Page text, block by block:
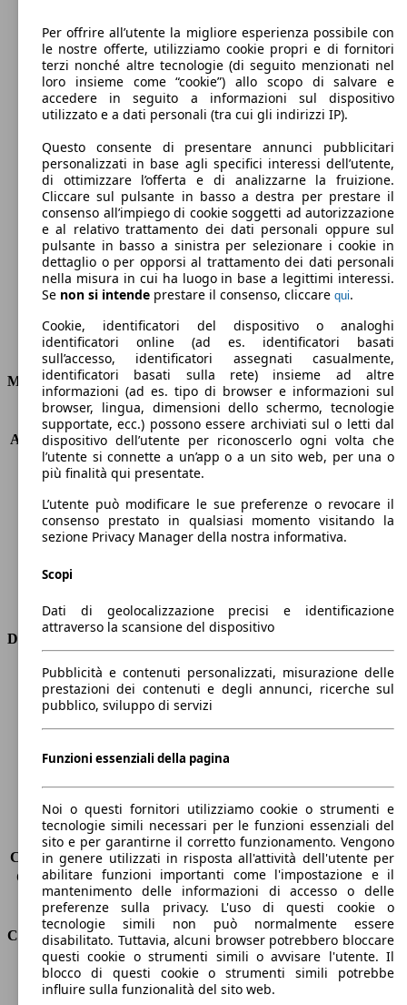
Diesel
Carburante
93 g/km
Emissioni di CO2 (combinato)*
Consumi
Motore e Prestazioni
KW (PS)
75 kW (102 PS)
Accelerazione (0-100 km/h)
10.6s
Velocità massima (km/h)
182 km/h
Numero di marce
5
Coppia
250 nm
Cilindrata
1499 ccm
Carburante
Diesel
Trasmissione
Dimensioni
Lunghezza
4160 mm
Altezza
1560 mm
Larghezza
Peso massimo
1700 kg
Sedili
5
Carico sul tetto
-
Capacità di traino (senza freni) -
Capacità di traino (con freni)
1260 kg
Volume del bagagliaio
350 - 1200 l
Consumi
Emissioni di CO2*
93 g/km (komb.)
Consumo (urbano)
4.0 l/100km
Per offrire all’utente la migliore esperienza possibile con
le nostre offerte, utilizziamo cookie propri e di fornitori
terzi nonché altre tecnologie (di seguito menzionati nel
loro insieme come “cookie”) allo scopo di salvare e
accedere in seguito a informazioni sul dispositivo
utilizzato e a dati personali (tra cui gli indirizzi IP).
Questo consente di presentare annunci pubblicitari
personalizzati in base agli specifici interessi dell’utente,
di ottimizzare l’offerta e di analizzarne la fruizione.
Cliccare sul pulsante in basso a destra per prestare il
consenso all’impiego di cookie soggetti ad autorizzazione
e al relativo trattamento dei dati personali oppure sul
pulsante in basso a sinistra per selezionare i cookie in
dettaglio o per opporsi al trattamento dei dati personali
nella misura in cui ha luogo in base a legittimi interessi.
Se non si intende prestare il consenso, cliccare qui.
Cookie, identificatori del dispositivo o analoghi
identificatori online (ad es. identificatori basati
sull’accesso, identificatori assegnati casualmente,
identificatori basati sulla rete) insieme ad altre
informazioni (ad es. tipo di browser e informazioni sul
browser, lingua, dimensioni dello schermo, tecnologie
supportate, ecc.) possono essere archiviati sul o letti dal
dispositivo dell’utente per riconoscerlo ogni volta che
l’utente si connette a un’app o a un sito web, per una o
più finalità qui presentate.
L’utente può modificare le sue preferenze o revocare il
consenso prestato in qualsiasi momento visitando la
sezione Privacy Manager della nostra informativa.
Scopi
Dati di geolocalizzazione precisi e identificazione
attraverso la scansione del dispositivo
Pubblicità e contenuti personalizzati, misurazione delle
prestazioni dei contenuti e degli annunci, ricerche sul
pubblico, sviluppo di servizi
Funzioni essenziali della pagina
Noi o questi fornitori utilizziamo cookie o strumenti e
tecnologie simili necessari per le funzioni essenziali del
sito e per garantirne il corretto funzionamento. Vengono
in genere utilizzati in risposta all'attività dell'utente per
abilitare funzioni importanti come l'impostazione e il
mantenimento delle informazioni di accesso o delle
preferenze sulla privacy. L'uso di questi cookie o
tecnologie simili non può normalmente essere
disabilitato. Tuttavia, alcuni browser potrebbero bloccare
questi cookie o strumenti simili o avvisare l'utente. Il
blocco di questi cookie o strumenti simili potrebbe
influire sulla funzionalità del sito web.